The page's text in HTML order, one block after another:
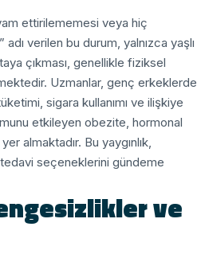
ettirilememesi veya hiç
verilen bu durum, yalnızca yaşlı
çıkması, genellikle fiziksel
Uzmanlar, genç erkeklerde
sigara kullanımı ve ilişkiye
etkileyen obezite, hormonal
almaktadır. Bu yaygınlık,
seçeneklerini gündeme
ve